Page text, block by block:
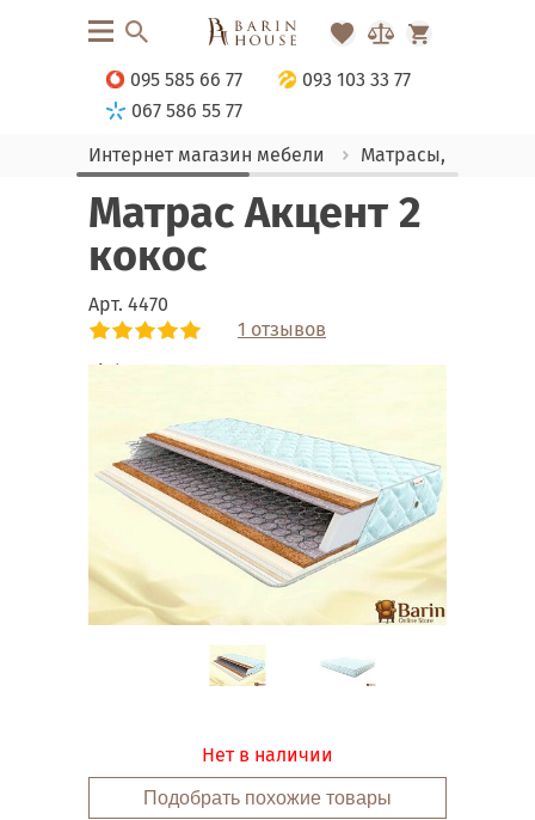
095 585 66 77
093 103 33 77
067 586 55 77
Интернет магазин мебели
Матрасы, текстиль
Матрас Акцент 2
кокос
Арт. 4470
1 отзывов
Link
Link
Нет в наличии
Подобрать похожие товары